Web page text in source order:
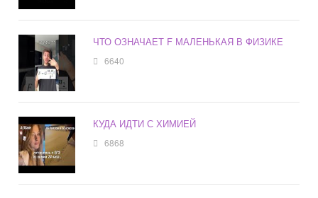
ЧТО ОЗНАЧАЕТ F МАЛЕНЬКАЯ В ФИЗИКЕ
6640
КУДА ИДТИ С ХИМИЕЙ
6868